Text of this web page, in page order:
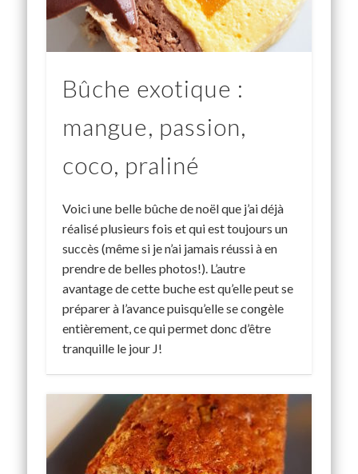
Bûche exotique :
mangue, passion,
coco, praliné
Voici une belle bûche de noël que j’ai déjà
réalisé plusieurs fois et qui est toujours un
succès (même si je n’ai jamais réussi à en
prendre de belles photos!). L’autre
avantage de cette buche est qu’elle peut se
préparer à l’avance puisqu’elle se congèle
entièrement, ce qui permet donc d’être
tranquille le jour J!